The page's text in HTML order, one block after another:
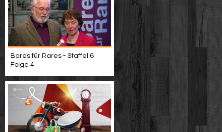
Bares für Rares - Staffel 6
Folge 4